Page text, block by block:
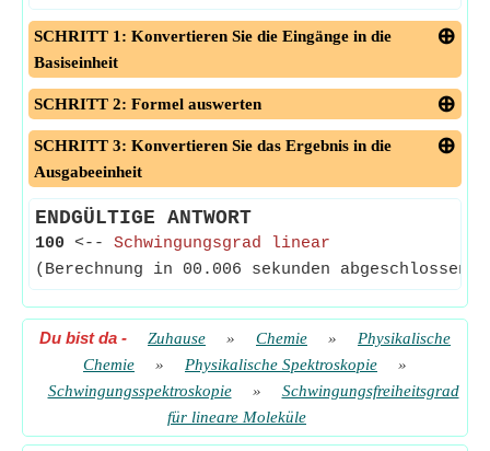
SCHRITT 1: Konvertieren Sie die Eingänge in die
Basiseinheit
SCHRITT 2: Formel auswerten
SCHRITT 3: Konvertieren Sie das Ergebnis in die
Ausgabeeinheit
ENDGÜLTIGE ANTWORT
100 <-- Schwingungsgrad linear
(Berechnung in 00.006 sekunden abgeschlossen)
Du bist da - Zuhause » Chemie »
Physikalische
Chemie
» Physikalische Spektroskopie
»
Schwingungsspektroskopie
»
Schwingungsfreiheitsgrad
für lineare Moleküle